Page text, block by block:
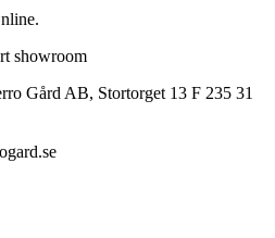
showroom
Gård AB, Stortorget 13 F 235 31